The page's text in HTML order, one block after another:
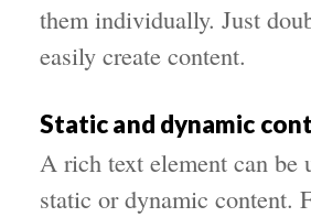
them individually. Just
easily create content.
Static and dynamic
A rich text element can be
static or dynamic content.